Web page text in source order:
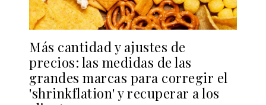
Más cantidad y ajustes de
precios: las medidas de las
grandes marcas para corregir el
'shrinkflation' y recuperar a los